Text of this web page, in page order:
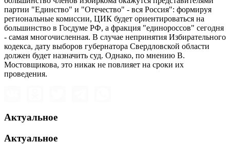
партии "Единство" и "Отечество" - вся Россия": формируя
региональные комиссии, ЦИК будет ориентироваться на
большинство в Госдуме РФ, а фракция "единороссов" сегодня
- самая многочисленная. В случае непринятия Избирательного
кодекса, дату выборов губернатора Свердловской области
должен будет назначить суд. Однако, по мнению В.
Мостовщикова, это никак не повлияет на сроки их
проведения.
Актуальное
Актуальное